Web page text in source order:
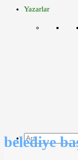
Yazarlar
belediye